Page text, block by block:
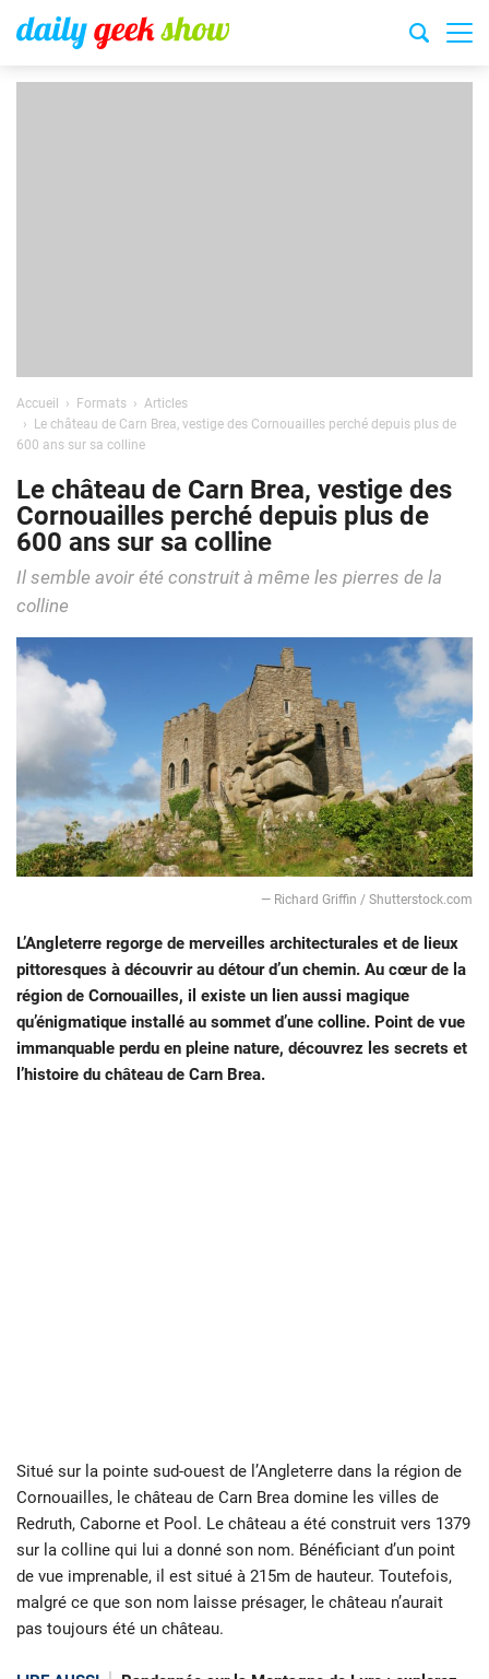
Accueil Formats
Articles
Le château de Carn Brea, vestige des Cornouailles perché depuis plus de
600 ans sur sa colline
Le château de Carn Brea, vestige des
Cornouailles perché depuis plus de
600 ans sur sa colline
Il semble avoir été construit à même les pierres de la
colline
— Richard Griffin / Shutterstock.com
L’Angleterre regorge de merveilles architecturales et de lieux
pittoresques à découvrir au détour d’un chemin. Au cœur de la
région de Cornouailles, il existe un lien aussi magique
qu’énigmatique installé au sommet d’une colline. Point de vue
immanquable perdu en pleine nature, découvrez les secrets et
l’histoire du château de Carn Brea.
Situé sur la pointe sud-ouest de l’Angleterre dans la région de
Cornouailles, le château de Carn Brea domine les villes de
Redruth, Caborne et Pool. Le château a été construit vers 1379
sur la colline qui lui a donné son nom. Bénéficiant d’un point
de vue imprenable, il est situé à 215m de hauteur. Toutefois,
malgré ce que son nom laisse présager, le château n’aurait
pas toujours été un château.